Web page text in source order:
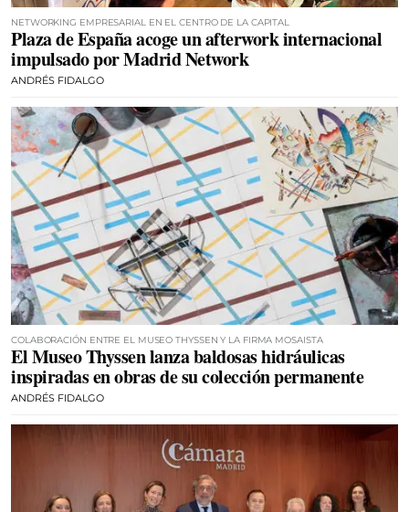
NETWORKING EMPRESARIAL EN EL CENTRO DE LA CAPITAL
Plaza de España acoge un afterwork internacional
impulsado por Madrid Network
ANDRÉS FIDALGO
COLABORACIÓN ENTRE EL MUSEO THYSSEN Y LA FIRMA MOSAISTA
El Museo Thyssen lanza baldosas hidráulicas
inspiradas en obras de su colección permanente
ANDRÉS FIDALGO